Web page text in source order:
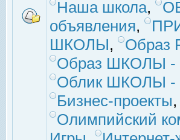
Наша школа,
объявления,
ШКОЛЫ, Образ
Образ ШКОЛЫ -
Облик ШКОЛЫ -
Бизнес-проекты,
Олимпийский